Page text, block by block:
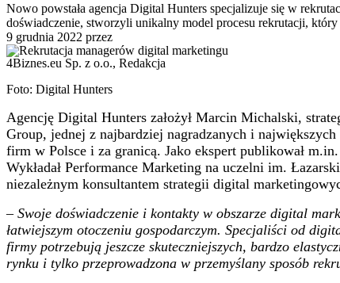
Nowo powstała agencja Digital Hunters specjalizuje się w
doświadczenie, stworzyli unikalny model procesu rekrutacji,
9 grudnia 2022 przez
4Biznes.eu Sp. z o.o., Redakcja
Foto: Digital Hunters
Agencję Digital Hunters założył Marcin Michalski,
Group, jednej z najbardziej nagradzanych i
firm w Polsce i za granicą. Jako ekspert publikował
Wykładał Performance Marketing na uczelni im.
niezależnym konsultantem strategii digital
– Swoje doświadczenie i kontakty w obszarze digital
łatwiejszym otoczeniu gospodarczym. Specjaliści od
firmy potrzebują jeszcze skuteczniejszych, bardzo
rynku i tylko przeprowadzona w przemyślany sposób